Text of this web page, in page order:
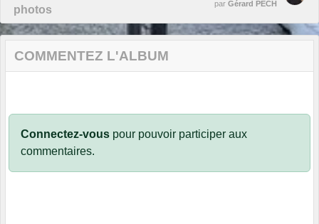
photos
par Gérard PECH
COMMENTEZ L'ALBUM
Connectez-vous pour pouvoir participer aux
commentaires.